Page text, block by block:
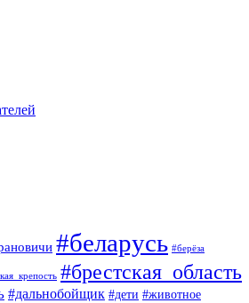
#беларусь #берёза
#брестская_область
#дальнобойщик #дети #животное